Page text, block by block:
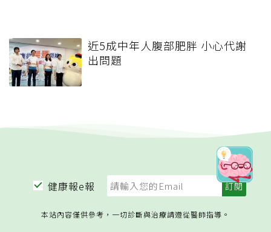
近5成中年人腹部肥胖 小心代謝
出問題
健康報e報
本站內容僅供參考，一切診斷與治療請遵從醫師指導。